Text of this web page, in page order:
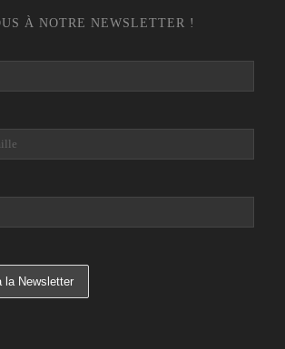
À NOTRE NEWSLETTER !